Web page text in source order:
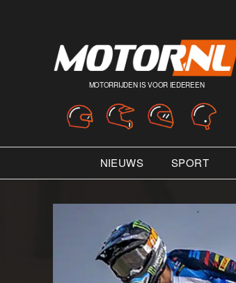
MOTORRIJDEN IS VOOR IEDEREEN
NIEUWS SPORT